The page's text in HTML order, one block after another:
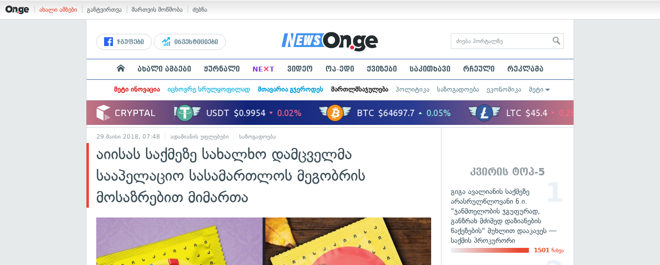
ახალი ამბები განტვირთვა მართვის მოწმობა ძებნა
ჯგუფები ინვესტიციები
ახალი ამბები ჟურნალი NE×T ვიდეო ოპ-ედი ქვიზები საკითხავი რჩეული რეკლამა
მეტი ინოვაცია იცხოვრე სრულყოფილად მთავარია გჯეროდეს მართლმსაჯულება პოლიტიკა საზოგადოება ეკონომიკა მეტი
29 მაისი 2018, 07:48 ადამიანის უფლებები საზოგადოება
აიისას საქმეზე სახალხო დამცველმა
სააპელაციო სასამართლოს მეგობრის
მოსაზრებით მიმართა
კვირის ტოპ-5
გიგა ავალიანის საქმეზე
არასრულწლოვანი ნ.ი.
"ჯანმთელობის ჯგუფურად,
განზრახ მძიმედ დაზიანების
წაქეზების" მუხლით დააკავეს —
საქმის პროკურორი
1501 ნახვა